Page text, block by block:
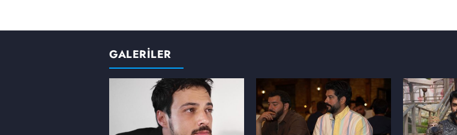
GALERİLER